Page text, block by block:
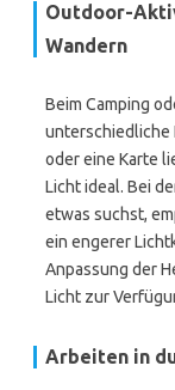
Outdoor-
Wandern
Beim Camping
unterschiedliche
oder eine Karte
Licht ideal. Bei
etwas suchst,
ein engerer
Anpassung der
Licht zur
Arbeiten in